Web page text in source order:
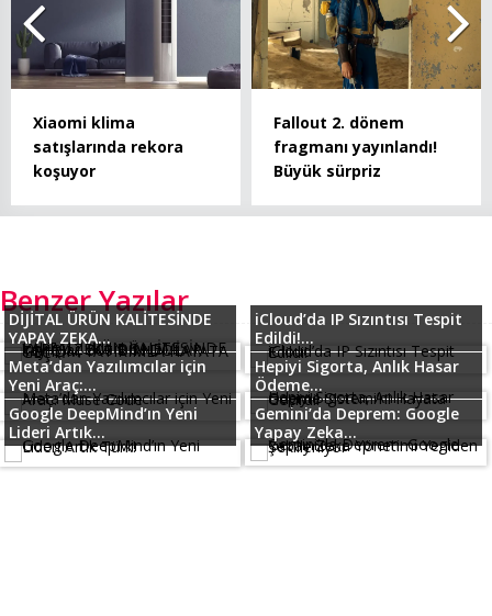
Xiaomi klima
satışlarında rekora
koşuyor
Fallout 2. dönem
fragmanı yayınlandı!
Büyük sürpriz
Benzer Yazılar
DİJİTAL ÜRÜN KALİTESİNDE
YAPAY ZEKA...
iCloud’da IP Sızıntısı Tespit
Edildi!...
Meta’dan Yazılımcılar için
Yeni Araç:...
Hepiyi Sigorta, Anlık Hasar
Ödeme...
Google DeepMind’ın Yeni
Lideri Artık...
Gemini’da Deprem: Google
Yapay Zeka...